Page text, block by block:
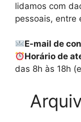
lidamos com
pessoais, entre
E-mail de
Horário de
das 8h às 18h